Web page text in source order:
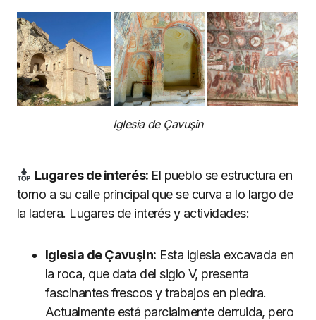
Iglesia de Çavuşin
Lugares de interés: El pueblo se estructura en
torno a su calle principal que se curva a lo largo de
la ladera. Lugares de interés y actividades:
Iglesia de Çavuşin: Esta iglesia excavada en
la roca, que data del siglo V, presenta
fascinantes frescos y trabajos en piedra.
Actualmente está parcialmente derruida, pero